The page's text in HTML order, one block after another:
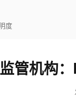
度
管机构